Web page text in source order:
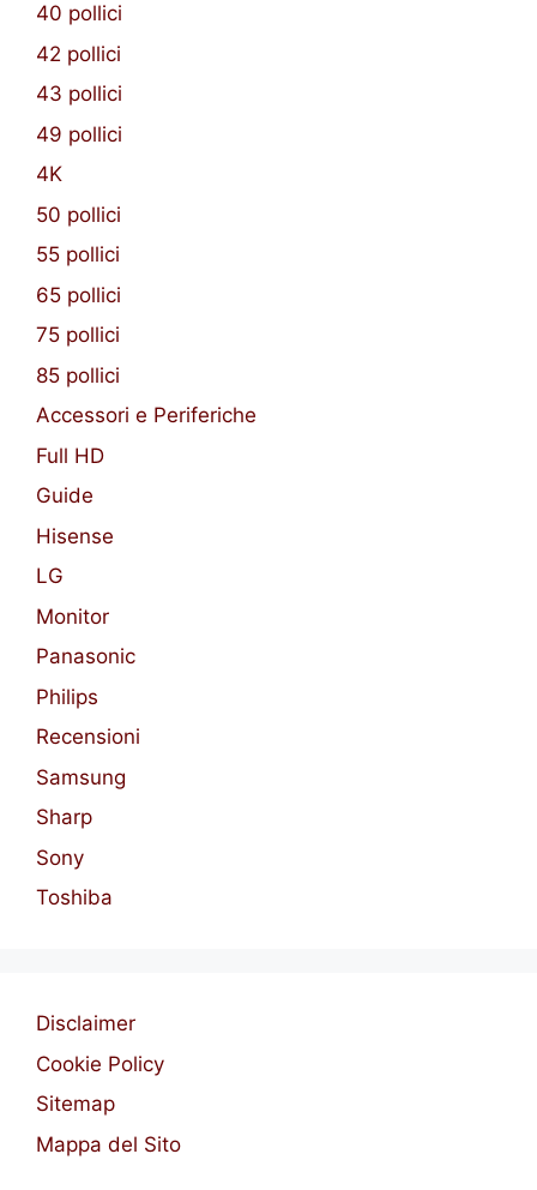
40 pollici
42 pollici
43 pollici
49 pollici
4K
50 pollici
55 pollici
65 pollici
75 pollici
85 pollici
Accessori e Periferiche
Full HD
Guide
Hisense
LG
Monitor
Panasonic
Philips
Recensioni
Samsung
Sharp
Sony
Toshiba
Disclaimer
Cookie Policy
Sitemap
Mappa del Sito